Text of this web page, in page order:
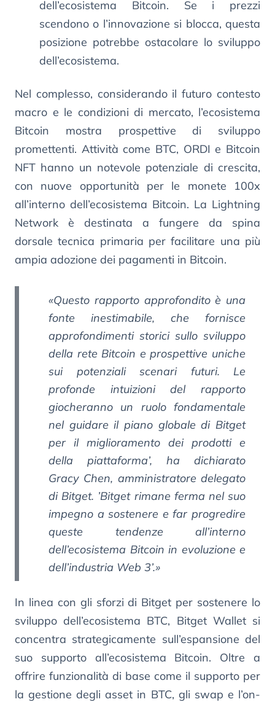
dell’ecosistema Bitcoin. Se i prezzi
scendono o l’innovazione si blocca, questa
posizione potrebbe ostacolare lo sviluppo
dell’ecosistema.
Nel complesso, considerando il futuro contesto
macro e le condizioni di mercato, l’ecosistema
Bitcoin mostra prospettive di sviluppo
promettenti. Attività come BTC, ORDI e Bitcoin
NFT hanno un notevole potenziale di crescita,
con nuove opportunità per le monete 100x
all’interno dell’ecosistema Bitcoin. La Lightning
Network è destinata a fungere da spina
dorsale tecnica primaria per facilitare una più
ampia adozione dei pagamenti in Bitcoin.
«Questo rapporto approfondito è una
fonte inestimabile, che fornisce
approfondimenti storici sullo sviluppo
della rete Bitcoin e prospettive uniche
sui potenziali scenari futuri. Le
profonde intuizioni del rapporto
giocheranno un ruolo fondamentale
nel guidare il piano globale di Bitget
per il miglioramento dei prodotti e
della piattaforma’, ha dichiarato
Gracy Chen, amministratore delegato
di Bitget. ’Bitget rimane ferma nel suo
impegno a sostenere e far progredire
queste tendenze all’interno
dell’ecosistema Bitcoin in evoluzione e
dell’industria Web 3’.»
In linea con gli sforzi di Bitget per sostenere lo
sviluppo dell’ecosistema BTC, Bitget Wallet si
concentra strategicamente sull’espansione del
suo supporto all’ecosistema Bitcoin. Oltre a
offrire funzionalità di base come il supporto per
la gestione degli asset in BTC, gli swap e l’on-